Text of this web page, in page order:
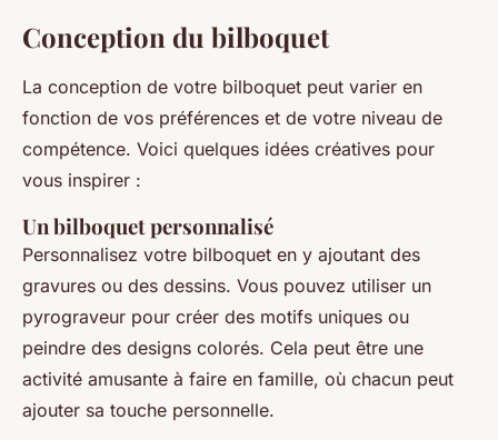
Conception du bilboquet
La conception de votre bilboquet peut varier en
fonction de vos préférences et de votre niveau de
compétence. Voici quelques idées créatives pour
vous inspirer :
Un bilboquet personnalisé
Personnalisez votre bilboquet en y ajoutant des
gravures ou des dessins. Vous pouvez utiliser un
pyrograveur pour créer des motifs uniques ou
peindre des designs colorés. Cela peut être une
activité amusante à faire en famille, où chacun peut
ajouter sa touche personnelle.